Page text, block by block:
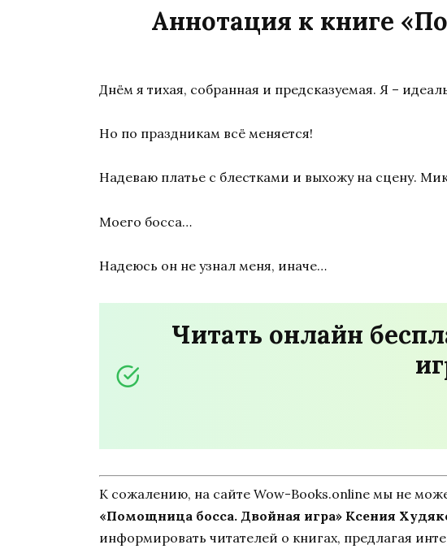
Аннотация к книге
Днём я тихая, собранная и предсказуемая. Я –
Но по праздникам всё меняется!
Надеваю платье с блестками и выхожу на сцену.
Моего босса…
Надеюсь он не узнал меня, иначе…
Читать онлайн
К сожалению, на сайте Wow-Books.online мы не
«Помощница босса. Двойная игра» Ксения
информировать читателей о книгах, предлагая